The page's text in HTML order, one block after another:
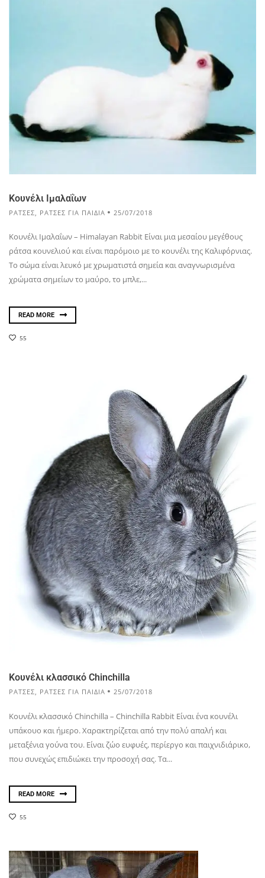
Κουνέλι Ιμαλαΐων
ΡΆΤΣΕΣ ΡΆΤΣΕΣ ΓΙΑ ΠΑΙΔΙΆ 25/07/2018
Κουνέλι Ιμαλαΐων – Himalayan Rabbit Eίναι μια μεσαίου μεγέθους
ράτσα κουνελιού και είναι παρόμοιο με το κουνέλι της Καλιφόρνιας.
Το σώμα είναι λευκό με χρωματιστά σημεία και αναγνωρισμένα
χρώματα σημείων το μαύρο, το μπλε,...
READ MORE
55
Κουνέλι κλασσικό Chinchilla
ΡΆΤΣΕΣ ΡΆΤΣΕΣ ΓΙΑ ΠΑΙΔΙΆ 25/07/2018
Κουνέλι κλασσικό Chinchilla – Chinchilla Rabbit Είναι ένα κουνέλι
υπάκουο και ήμερο. Χαρακτηρίζεται από την πολύ απαλή και
μεταξένια γούνα του. Είναι ζώο ευφυές, περίεργο και παιχνιδιάρικο,
που συνεχώς επιδιώκει την προσοχή σας. Τα...
READ MORE
55